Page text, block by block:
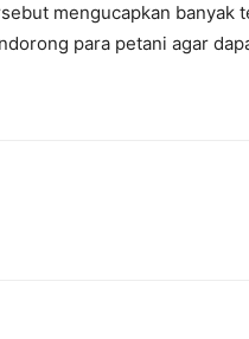
mengucapkan banyak
para petani agar